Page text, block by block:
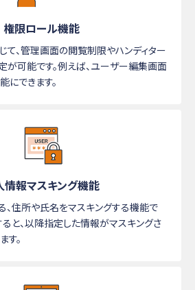
権限ロール機能
て、管理画面の閲覧制限やハンディター
が可能です。例えば、ユーザー編集画面
にできます。
情報マスキング機能
、住所や氏名をマスキングする機能で
と、以降指定した情報がマスキングさ
す。